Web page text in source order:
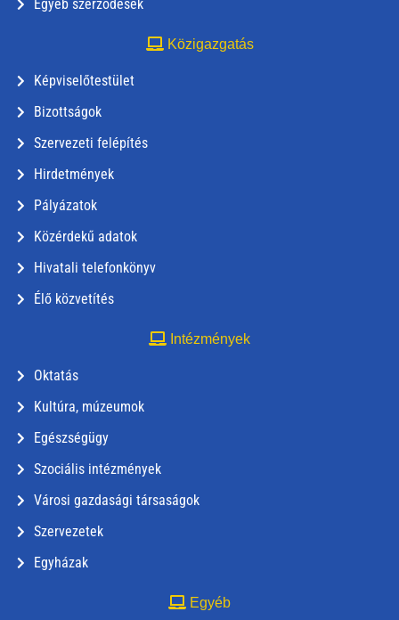
Egyéb szerződések
Közigazgatás
Képviselőtestület
Bizottságok
Szervezeti felépítés
Hirdetmények
Pályázatok
Közérdekű adatok
Hivatali telefonkönyv
Élő közvetítés
Intézmények
Oktatás
Kultúra, múzeumok
Egészségügy
Szociális intézmények
Városi gazdasági társaságok
Szervezetek
Egyházak
Egyéb